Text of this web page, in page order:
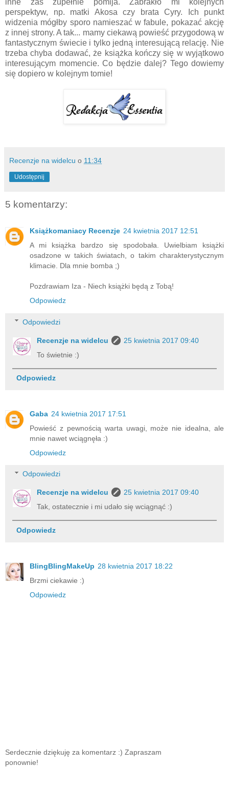
perspektyw, np. matki Akosa czy brata Cyry. Ich punkt
widzenia mógłby sporo namieszać w fabule, pokazać akcję
z innej strony. A tak... mamy ciekawą powieść przygodową w
fantastycznym świecie i tylko jedną interesującą relację. Nie
trzeba chyba dodawać, że książka kończy się w wyjątkowo
interesującym momencie. Co będzie dalej? Tego dowiemy
się dopiero w kolejnym tomie!
Recenzje na widelcu o 11:34
Udostępnij
5 komentarzy:
Książkomaniacy Recenzje 24 kwietnia 2017 12:51
A mi książka bardzo się spodobała. Uwielbiam książki
osadzone w takich światach, o takim charakterystycznym
klimacie. Dla mnie bomba ;)
Pozdrawiam Iza - Niech książki będą z Tobą!
Odpowiedz
Odpowiedzi
Recenzje na widelcu
25 kwietnia 2017 09:40
To świetnie :)
Odpowiedz
Gaba 24 kwietnia 2017 17:51
Powieść z pewnością warta uwagi, może nie idealna, ale
mnie nawet wciągnęła :)
Odpowiedz
Odpowiedzi
Recenzje na widelcu
25 kwietnia 2017 09:40
Tak, ostatecznie i mi udało się wciągnąć :)
Odpowiedz
BlingBlingMakeUp 28 kwietnia 2017 18:22
Brzmi ciekawie :)
Odpowiedz
Serdecznie dziękuję za komentarz :) Zapraszam
ponownie!